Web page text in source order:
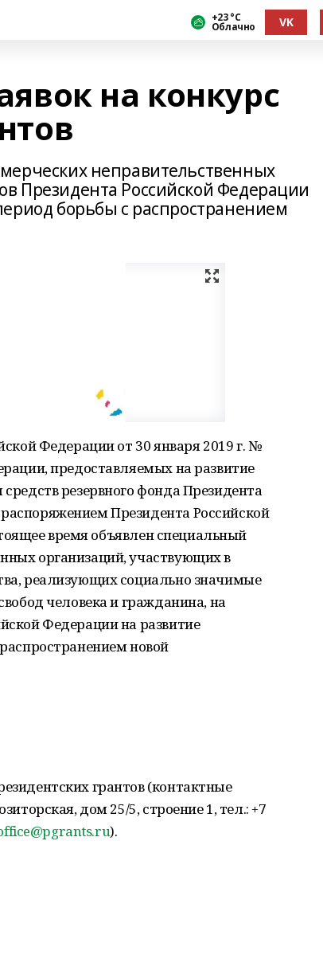
+23 °С
Облачно VK
на конкурс
неправительственных
Президента Российской Федерации
борьбы с распространением
Федерации от 30 января 2019 г. №
предоставляемых на развитие
резервного фонда Президента
Президента Российской
время объявлен специальный
организаций, участвующих в
реализующих социально значимые
человека и гражданина, на
Федерации на развитие
новой
грантов (контактные
дом 25/5, строение 1, тел.: +7
).